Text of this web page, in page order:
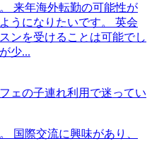
来年海外転勤の可能性が
うになりたいです。 英会
ンを受けることは可能でし
少...
ェの子連れ利用で迷ってい
国際交流に興味があり、